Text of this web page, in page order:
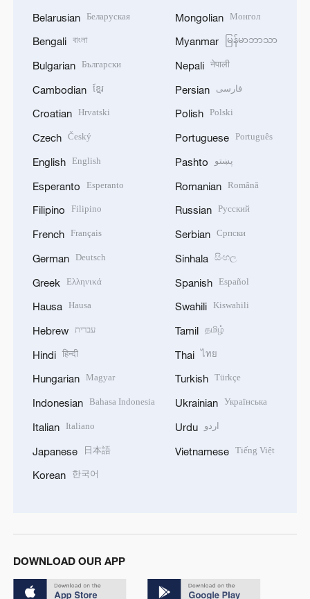
Belarusian Беларуская
Bengali বাংলা
Bulgarian Български
Cambodian ខ្មែរ
Croatian Hrvatski
Czech Český
English English
Esperanto Esperanto
Filipino Filipino
French Français
German Deutsch
Greek Ελληνικά
Hausa Hausa
Hebrew עברית
Hindi हिन्दी
Hungarian Magyar
Indonesian Bahasa Indonesia
Italian Italiano
Japanese 日本語
Korean 한국어
Mongolian Монгол
Myanmar မြန်မာဘာသာ
Nepali नेपाली
Persian فارسی
Polish Polski
Portuguese Português
Pashto پښتو
Romanian Română
Russian Русский
Serbian Српски
Sinhala සිංහල
Spanish Español
Swahili Kiswahili
Tamil தமிழ்
Thai ไทย
Turkish Türkçe
Ukrainian Українська
Urdu اردو
Vietnamese Tiếng Việt
DOWNLOAD OUR APP